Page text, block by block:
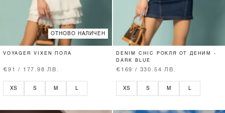
ОТНОВО НАЛИЧЕН
VOYAGER VIXEN ПОЛА
€91 / 177.98 ЛВ.
XS S M
DENIM CHIC РОКЛЯ ОТ ДЕНИМ -
DARK BLUE
€169 / 330.54 ЛВ.
XS S M